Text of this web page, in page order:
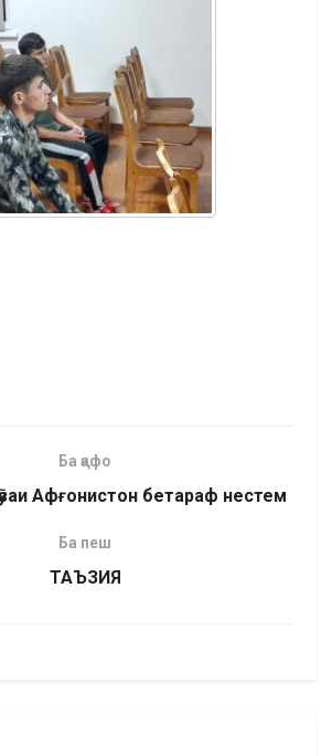
Ба қафо
Афғонистон бетараф нестем
Ба пеш
ТАЪЗИЯ